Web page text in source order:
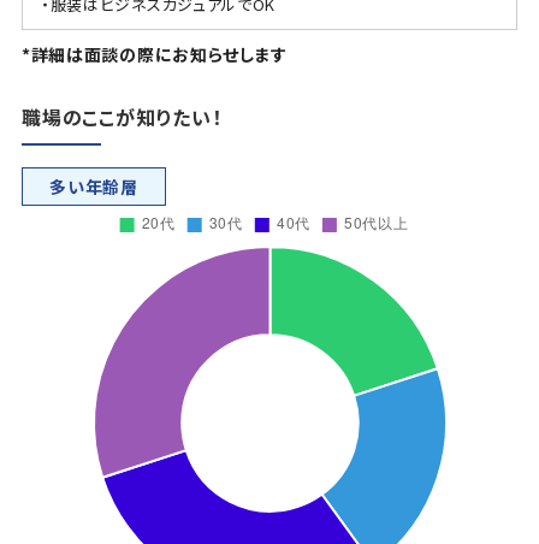
*詳細は面談の際にお知らせします
職場のここが知りたい！
多い年齢層